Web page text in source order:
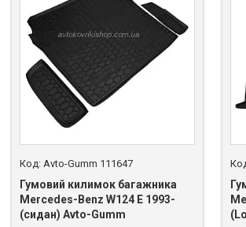
Avto-Gumm 111647
Гумовий килимок багажника
Mercedes-Benz W124 E 1993-
(сидан) Avto-Gumm